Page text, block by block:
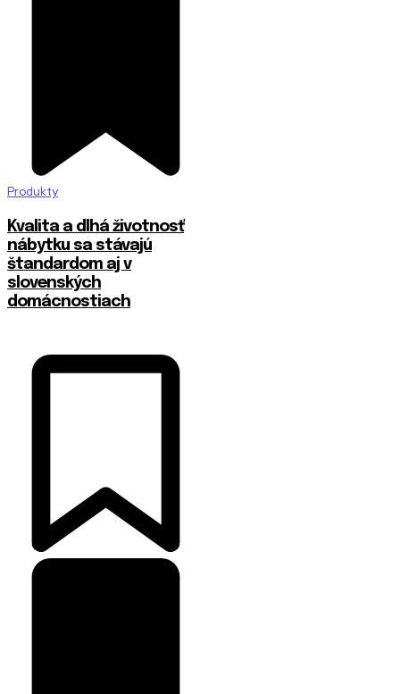
Produkty
​Kvalita a dlhá životnosť
nábytku sa stávajú
štandardom aj v
slovenských
domácnostiach